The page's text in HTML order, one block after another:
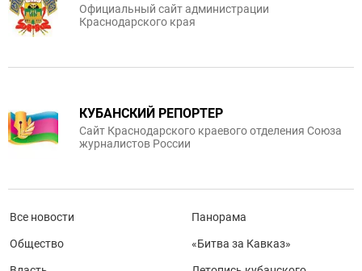
Официальный сайт администрации
Краснодарского края
КУБАНСКИЙ РЕПОРТЕР
Сайт Краснодарского краевого отделения Союза
журналистов России
Все новости
Общество
Панорама
«Битва за Кавказ»